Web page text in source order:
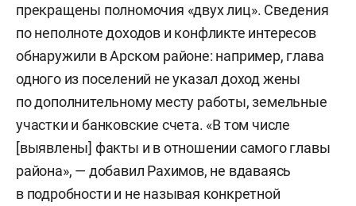
прекращены полномочия «двух лиц». Сведения
по неполноте доходов и конфликте интересов
обнаружили в Арском районе: например, глава
одного из поселений не указал доход жены
по дополнительному месту работы, земельные
участки и банковские счета. «В том числе
[выявлены] факты и в отношении самого главы
района», — добавил Рахимов, не вдаваясь
в подробности и не называя конкретной